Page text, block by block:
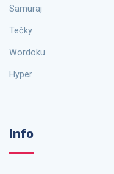
Samuraj
Tečky
Wordoku
Hyper
Info